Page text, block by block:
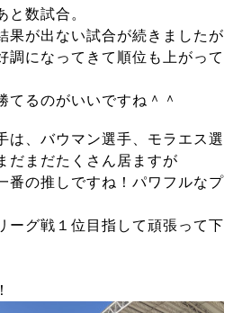
と数試合。
果が出ない試合が続きましたが
調になってきて順位も上がって
てるのがいいですね＾＾
は、バウマン選手、モラエス選
だまだたくさん居ますが
番の推しですね！パワフルなプ
ーグ戦１位目指して頑張って下